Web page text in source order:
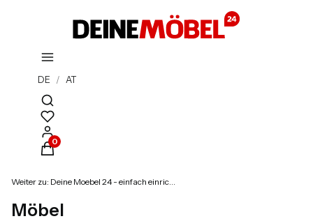
DE / AT
Suchmaschine öffnen
Produkte im Warenkorb: 0. Details anzeigen
Weiter zu: Deine Moebel 24 - einfach einrichten!
Möbel